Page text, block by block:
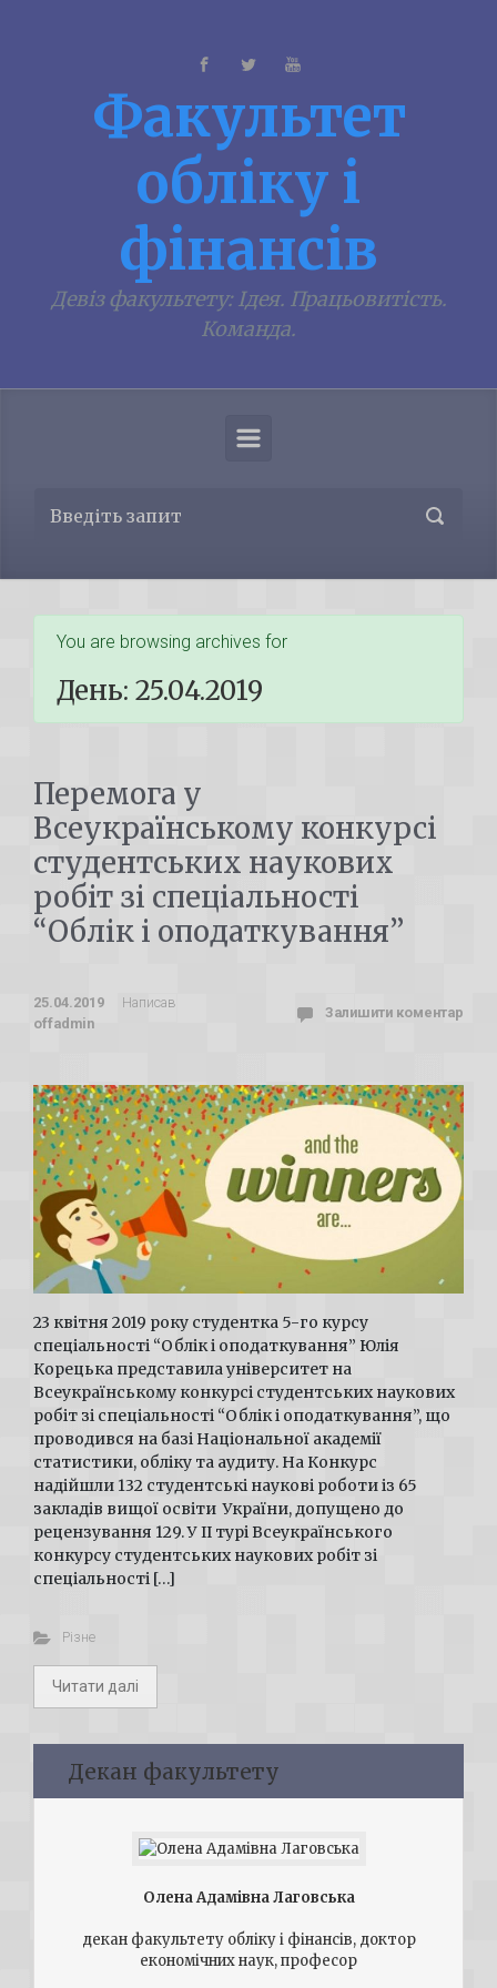
Факультет
обліку і
фінансів
Девiз факультету: Iдея. Працьовитiсть.
Команда.
You are browsing archives for
День: 25.04.2019
Перемога у
Всеукраїнському конкурсі
студентських наукових
робіт зі спеціальності
“Облік і оподаткування”
25.04.2019
Написав
offadmin
Залишити коментар
23 квітня 2019 року студентка 5-го курсу
спеціальності “Облік і оподаткування” Юлія
Корецька представила університет на
Всеукраїнському конкурсі студентських наукових
робіт зі спеціальності “Облік і оподаткування”, що
проводився на базі Національної академії
статистики, обліку та аудиту. На Конкурс
надійшли 132 студентські наукові роботи із 65
закладів вищої освіти України, допущено до
рецензування 129. У ІІ турі Всеукраїнського
конкурсу студентських наукових робіт зі
спеціальності […]
Різне
Читати далі
Декан факультету
Олена Адамівна Лаговська
декан факультету обліку і фінансів, доктор
економічних наук, професор